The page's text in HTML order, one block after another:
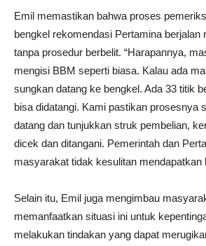
Emil memastikan bahwa proses
bengkel rekomendasi Pertamina berjalan
tanpa prosedur berbelit. “Harapannya,
mengisi BBM seperti biasa. Kalau ada
sungkan datang ke bengkel. Ada 33 titik
bisa didatangi. Kami pastikan prosesnya
datang dan tunjukkan struk pembelian,
dicek dan ditangani. Pemerintah dan
masyarakat tidak kesulitan mendapatkan
Selain itu, Emil juga mengimbau
memanfaatkan situasi ini untuk
melakukan tindakan yang dapat